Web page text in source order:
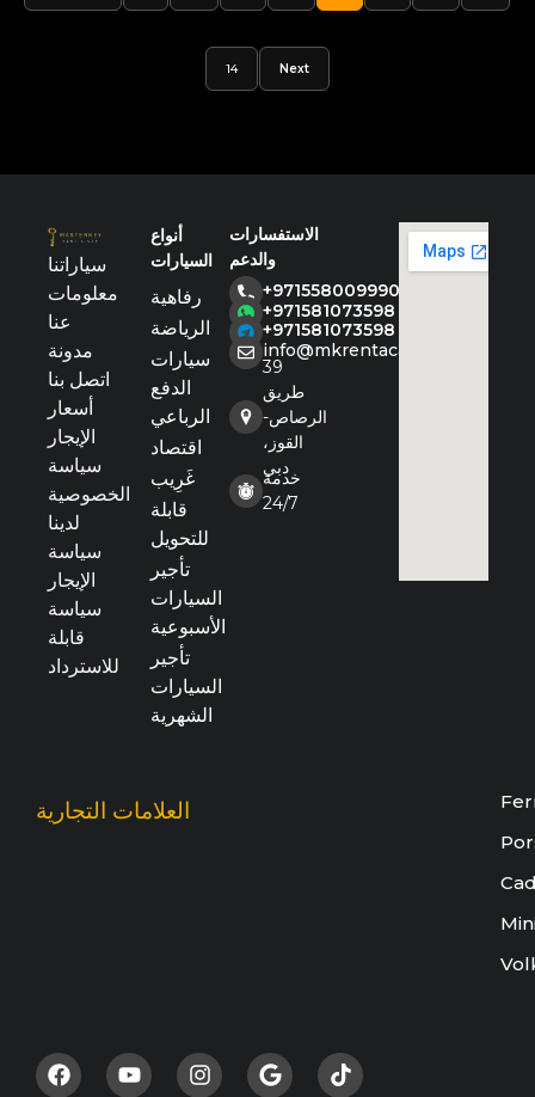
14 Next
سياراتنا
معلومات
عنا
مدونة
اتصل بنا
أسعار
الإيجار
سياسة
الخصوصية
لدينا
سياسة
الإيجار
سياسة
قابلة
للاسترداد
أنواع
السيارات
رفاهية
الرياضة
سيارات
الدفع
الرباعي
اقتصاد
غَرِيب
قابلة
للتحويل
تأجير
السيارات
الأسبوعية
تأجير
السيارات
الشهرية
الاستفسارات
والدعم
+971558009990
+971581073598
+971581073598
info@mkrentacar.com
39
طريق
الرصاص-
القوز،
دبي
خدمة
24/7
العلامات التجارية